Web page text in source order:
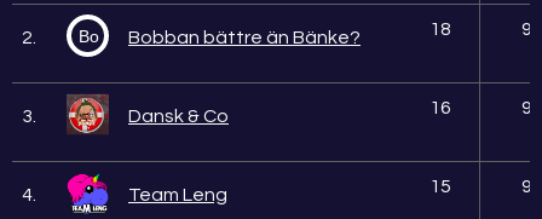
2. Bo Bobban bättre än Bänke? 18 9
3. Dansk & Co 16 9
4. Team Leng 15 9